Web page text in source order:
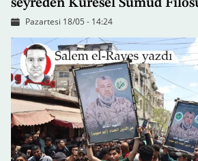
seyreden Küresel Sumud
Pazartesi 18/05 - 14:24